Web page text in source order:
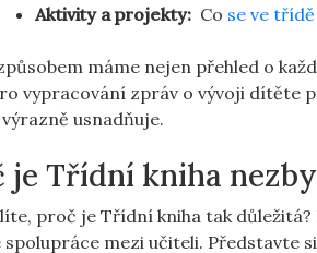
Aktivity ⁤a ‍projekty: ⁣ Co⁣ se ve
máme nejen přehled o
vypracování zpráv o vývoji⁢ dítěte
usnadňuje.
je⁢ Třídní ⁢kniha⁤
proč je Třídní kniha tak
‍mezi ⁤učiteli. ‌Představte